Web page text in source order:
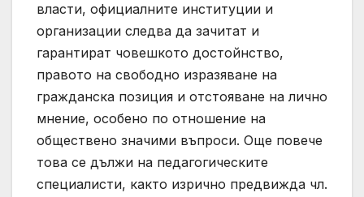
власти, официалните институции и
организации следва да зачитат и
гарантират човешкото достойнство,
правото на свободно изразяване на
гражданска позиция и отстояване на лично
мнение, особено по отношение на
обществено значими въпроси. Още повече
това се дължи на педагогическите
специалисти, както изрично предвижда чл.